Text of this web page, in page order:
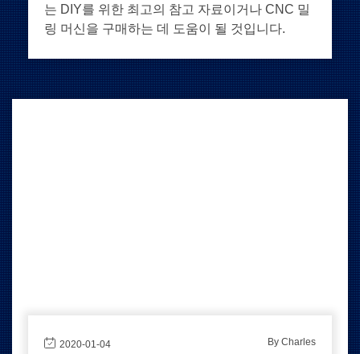
는 DIY를 위한 최고의 참고 자료이거나 CNC 밀
링 머신을 구매하는 데 도움이 될 것입니다.
2020-01-04 By Charles